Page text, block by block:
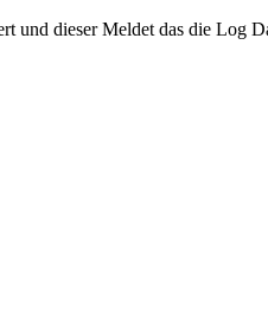
dieser Meldet das die Log